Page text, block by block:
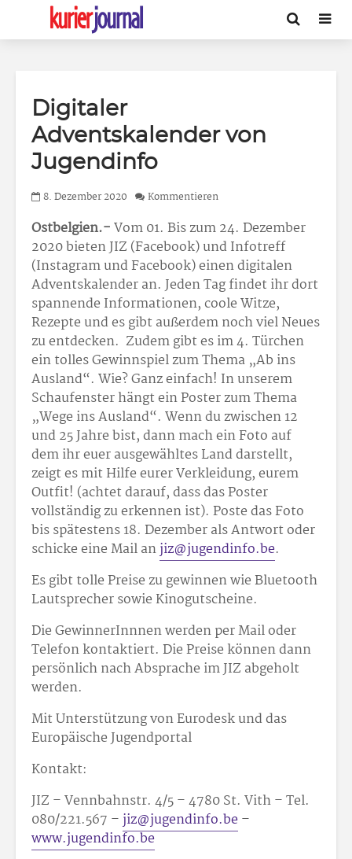
Digitaler
Adventskalender von
Jugendinfo
8. Dezember 2020 Kommentieren
Ostbelgien.-Vom 01. Bis zum 24. Dezember
2020 bieten JIZ (Facebook) und Infotreff
(Instagram und Facebook) einen digitalen
Adventskalender an. Jeden Tag findet ihr dort
spannende Informationen, coole Witze,
Rezepte und es gibt außerdem noch viel Neues
zu entdecken. Zudem gibt es im 4. Türchen
ein tolles Gewinnspiel zum Thema „Ab ins
Ausland“. Wie? Ganz einfach! In unserem
Schaufenster hängt ein Poster zum Thema
„Wege ins Ausland“. Wenn du zwischen 12
und 25 Jahre bist, dann mach ein Foto auf
dem ihr euer ausgewähltes Land darstellt,
zeigt es mit Hilfe eurer Verkleidung, eurem
Outfit! (achtet darauf, dass das Poster
vollständig zu erkennen ist). Poste das Foto
bis spätestens 18. Dezember als Antwort oder
schicke eine Mail anjiz@jugendinfo.be.
Es gibt tolle Preise zu gewinnen wie Bluetooth
Lautsprecher sowie Kinogutscheine.
Die GewinnerInnnen werden per Mail oder
Telefon kontaktiert. Die Preise können dann
persönlich nach Absprache im JIZ abgeholt
werden.
Mit Unterstützung von Eurodesk und das
Europäische Jugendportal
Kontakt:
JIZ – Vennbahnstr. 4/5 – 4780 St. Vith – Tel.
080/221.567 – jiz@jugendinfo.be–
www.jugendinfo.be